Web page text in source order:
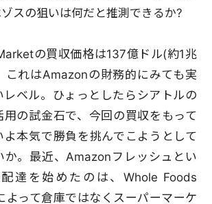
スの狙いは何だと推測できるか?
の買収価格は137億ドル(約1兆
これはAmazonの財務的にみても実
レベル。ひょっとしたらシアトルの
用の試金石で、今回の買収をもって
よ本気で勝負を挑んでこようとして
か。最近、Amazonフレッシュとい
達を始めたのは、Whole Foods
よって倉庫ではなくスーパーマーケ